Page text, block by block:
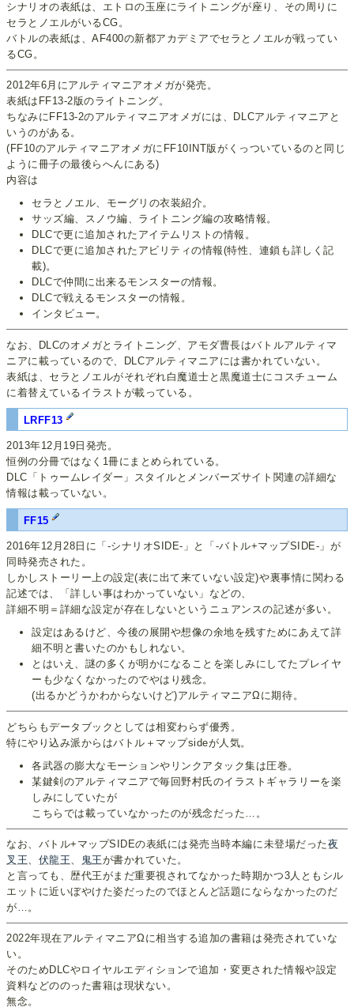
シナリオの表紙は、エトロの玉座にライトニングが座り、その周りに
セラとノエルがいるCG。
バトルの表紙は、AF400の新都アカデミアでセラとノエルが戦ってい
るCG。
2012年6月にアルティマニアオメガが発売。
表紙はFF13-2版のライトニング。
ちなみにFF13-2のアルティマニアオメガには、DLCアルティマニアと
いうのがある。
(FF10のアルティマニアオメガにFF10INT版がくっついているのと同じ
ように冊子の最後らへんにある)
内容は
セラとノエル、モーグリの衣装紹介。
サッズ編、スノウ編、ライトニング編の攻略情報。
DLCで更に追加されたアイテムリストの情報。
DLCで更に追加されたアビリティの情報(特性、連鎖も詳しく記
載)。
DLCで仲間に出来るモンスターの情報。
DLCで戦えるモンスターの情報。
インタビュー。
なお、DLCのオメガとライトニング、アモダ曹長はバトルアルティマ
ニアに載っているので、DLCアルティマニアには書かれていない。
表紙は、セラとノエルがそれぞれ白魔道士と黒魔道士にコスチューム
に着替えているイラストが載っている。
LRFF13
2013年12月19日発売。
恒例の分冊ではなく1冊にまとめられている。
DLC「トゥームレイダー」スタイルとメンバーズサイト関連の詳細な
情報は載っていない。
FF15
2016年12月28日に「-シナリオSIDE-」と「-バトル+マップSIDE-」が
同時発売された。
しかしストーリー上の設定(表に出て来ていない設定)や裏事情に関わる
記述では、「詳しい事はわかっていない」などの、
詳細不明＝詳細な設定が存在しないというニュアンスの記述が多い。
設定はあるけど、今後の展開や想像の余地を残すためにあえて詳
細不明と書いたのかもしれない。
とはいえ、謎の多くが明かになることを楽しみにしてたプレイヤ
ーも少なくなかったのでやはり残念。
(出るかどうかわからないけど)アルティマニアΩに期待。
どちらもデータブックとしては相変わらず優秀。
特にやり込み派からはバトル＋マップsideが人気。
各武器の膨大なモーションやリンクアタック集は圧巻。
某鍵剣のアルティマニアで毎回野村氏のイラストギャラリーを楽
しみにしていたが
こちらでは載っていなかったのが残念だった…。
なお、バトル+マップSIDEの表紙には発売当時本編に未登場だった夜
叉王
伏龍王 鬼王が書かれていた。
と言っても、歴代王がまだ重要視されてなかった時期かつ3人ともシル
エットに近いぼやけた姿だったのでほとんど話題にならなかったのだ
が…。
2022年現在アルティマニアΩに相当する追加の書籍は発売されていな
い。
そのためDLCやロイヤルエディションで追加・変更された情報や設定
資料などののった書籍は現状ない。
無念。